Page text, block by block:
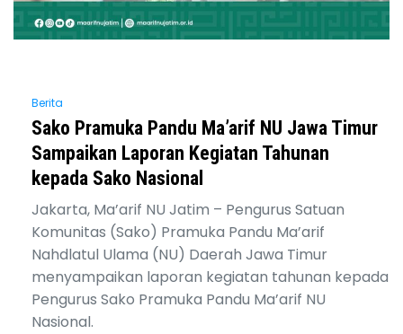
Berita
Sako Pramuka Pandu Ma’arif NU Jawa Timur
Sampaikan Laporan Kegiatan Tahunan
kepada Sako Nasional
Jakarta, Ma’arif NU Jatim – Pengurus Satuan
Komunitas (Sako) Pramuka Pandu Ma’arif
Nahdlatul Ulama (NU) Daerah Jawa Timur
menyampaikan laporan kegiatan tahunan kepada
Pengurus Sako Pramuka Pandu Ma’arif NU
Nasional.